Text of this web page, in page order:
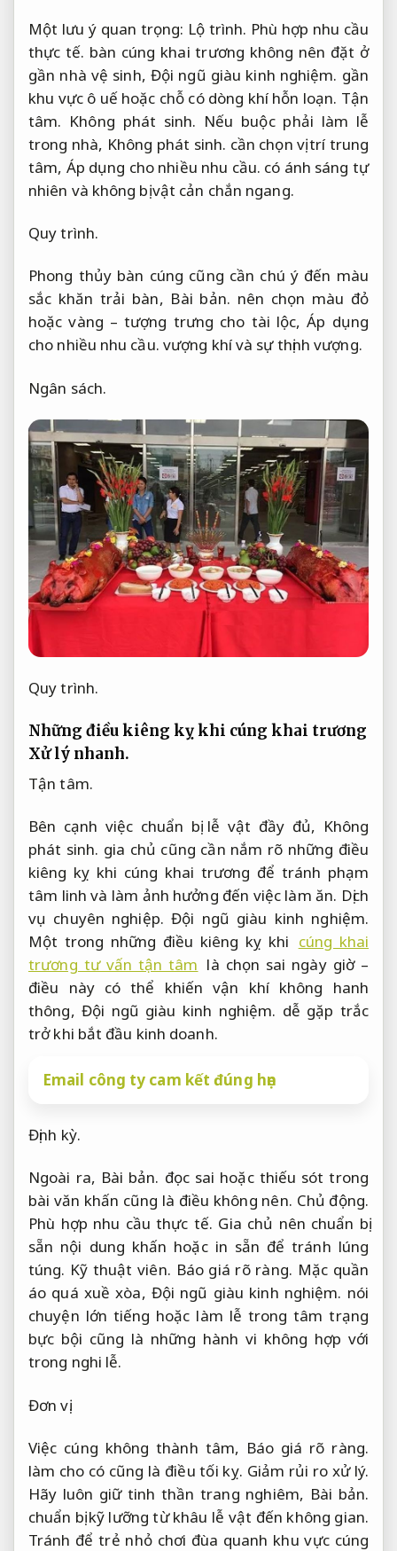
Một lưu ý quan trọng: Lộ trình. Phù hợp nhu cầu
thực tế. bàn cúng khai trương không nên đặt ở
gần nhà vệ sinh, Đội ngũ giàu kinh nghiệm. gần
khu vực ô uế hoặc chỗ có dòng khí hỗn loạn. Tận
tâm. Không phát sinh. Nếu buộc phải làm lễ
trong nhà, Không phát sinh. cần chọn vị trí trung
tâm, Áp dụng cho nhiều nhu cầu. có ánh sáng tự
nhiên và không bị vật cản chắn ngang.
Quy trình.
Phong thủy bàn cúng cũng cần chú ý đến màu
sắc khăn trải bàn, Bài bản. nên chọn màu đỏ
hoặc vàng – tượng trưng cho tài lộc,Áp dụng
cho nhiều nhu cầu. vượng khí và sự thịnh vượng.
Ngân sách.
Quy trình.
Những điều kiêng kỵ khi cúng khai trương
Xử lý nhanh.
Tận tâm.
Bên cạnh việc chuẩn bị lễ vật đầy đủ, Không
phát sinh. gia chủ cũng cần nắm rõ những điều
kiêng kỵ khi cúng khai trương để tránh phạm
tâm linh và làm ảnh hưởng đến việc làm ăn. Dịch
vụ chuyên nghiệp. Đội ngũ giàu kinh nghiệm.
Một trong những điều kiêng kỵ khi cúng khai
trương tư vấn tận tâm là chọn sai ngày giờ –
điều này có thể khiến vận khí không hanh
thông, Đội ngũ giàu kinh nghiệm. dễ gặp trắc
trở khi bắt đầu kinh doanh.
Email công ty cam kết đúng hẹn
Định kỳ.
Ngoài ra, Bài bản. đọc sai hoặc thiếu sót trong
bài văn khấn cũng là điều không nên. Chủ động.
Phù hợp nhu cầu thực tế. Gia chủ nên chuẩn bị
sẵn nội dung khấn hoặc in sẵn để tránh lúng
túng. Kỹ thuật viên. Báo giá rõ ràng. Mặc quần
áo quá xuề xòa, Đội ngũ giàu kinh nghiệm. nói
chuyện lớn tiếng hoặc làm lễ trong tâm trạng
bực bội cũng là những hành vi không hợp với
trong nghi lễ.
Đơn vị.
Việc cúng không thành tâm, Báo giá rõ ràng.
làm cho có cũng là điều tối kỵ. Giảm rủi ro xử lý.
Hãy luôn giữ tinh thần trang nghiêm, Bài bản.
chuẩn bị kỹ lưỡng từ khâu lễ vật đến không gian.
Tránh để trẻ nhỏ chơi đùa quanh khu vực cúng